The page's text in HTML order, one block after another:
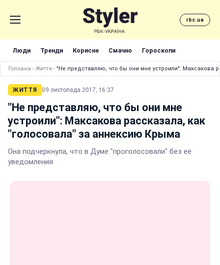
rbc.ua
Люди Тренди Корисне Смачно Гороскопи
Головна › Життя › "Не представляю, что бы они мне устроили": Максакова
ЖИТТЯ 09 листопада 2017, 16:37
"Не представляю, что бы они мне
устроили": Максакова рассказала, как
"голосовала" за аннексию Крыма
Она подчеркнула, что в Думе "проголосовали" без ее
уведомления